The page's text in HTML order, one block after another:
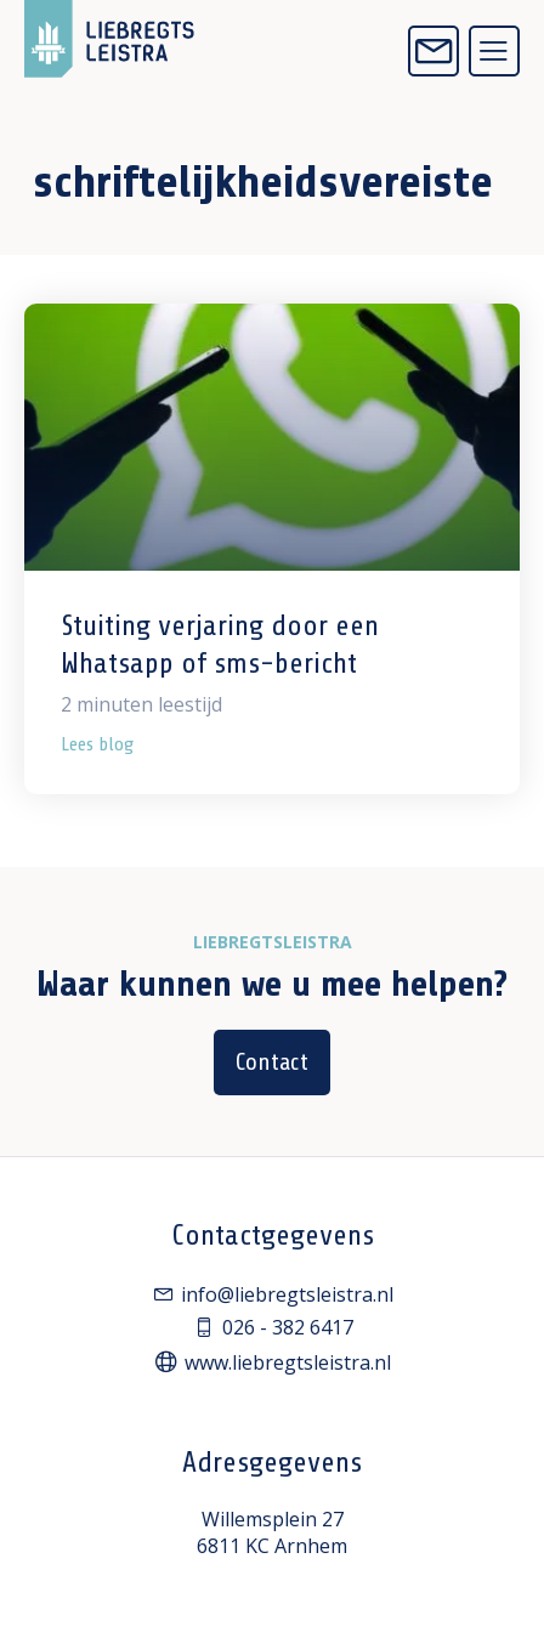
schriftelijkheidsvereiste
Stuiting verjaring door een
Whatsapp of sms-bericht
2 minuten leestijd
Lees blog
LIEBREGTSLEISTRA
Waar kunnen we u mee helpen?
Contact
Contactgegevens
info@liebregtsleistra.nl
026 - 382 6417
www.liebregtsleistra.nl
Adresgegevens
Willemsplein 27
6811 KC Arnhem